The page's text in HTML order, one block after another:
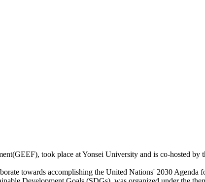
took place at Yonsei University and is co-hosted
towards accomplishing the United Nations' 2030 Agenda